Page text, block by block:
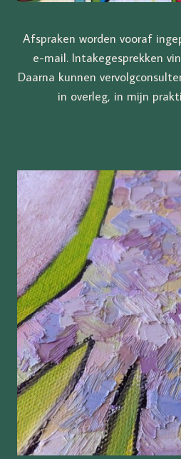
Afspraken worden vooraf
e-mail. Intakegesprekken
Daarna kunnen
in overleg, in mijn